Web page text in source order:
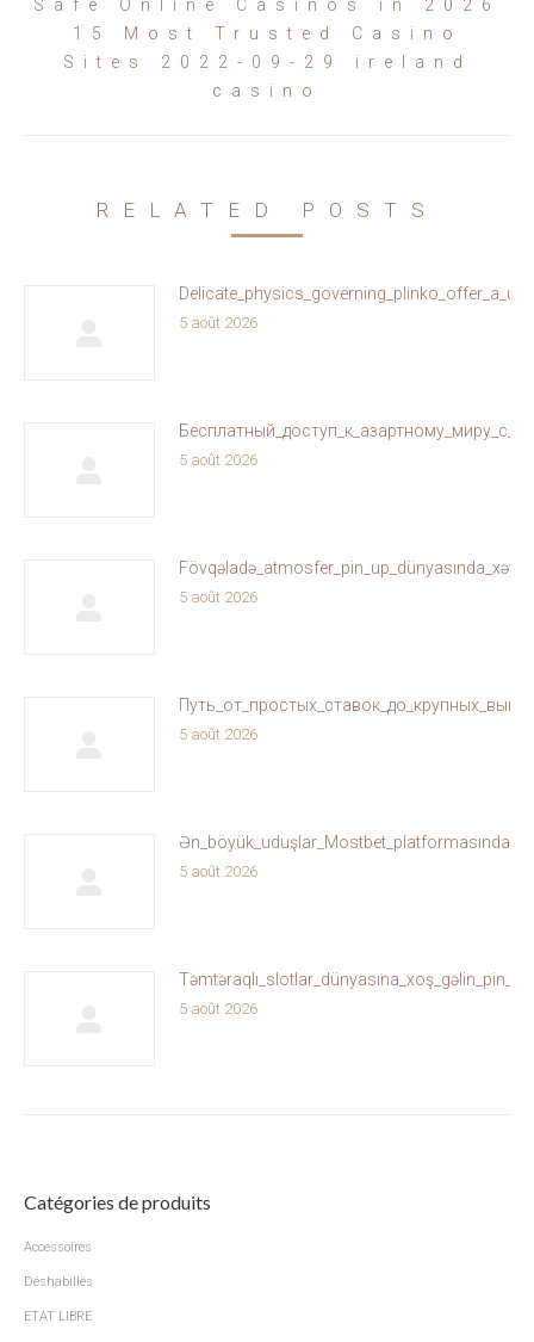
Article
suivant
Safe Online Casinos in 2026
15 Most Trusted Casino
Sites 2022-09-29 ireland
casino
RELATED POSTS
5 août 2026
5 août 2026
5 août 2026
5 août 2026
5 août 2026
5 août 2026
Catégories de produits
Accessoires
Déshabillés
ETAT LIBRE